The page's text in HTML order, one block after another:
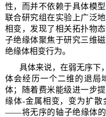
性，而并不依赖于具体模
联合研究组在实验上广泛
相变，发现了相关拓扑物
子绝缘体聚焦于研究三维
绝缘体相变行为。
具体来说，在弱无序下
体会经历一个二维的退局
体；随着费米能级进一步
缘体-金属相变，变为扩
——将无序的轴子绝缘体的